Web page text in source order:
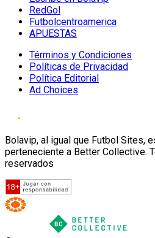
RedGol
Futbolcentroamerica
APUESTAS
Términos y Condiciones
Políticas de Privacidad
Política Editorial
Ad Choices
Bolavip, al igual que Futbol Sites,
perteneciente a Better Collective.
reservados